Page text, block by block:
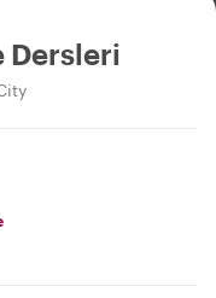
Dersleri